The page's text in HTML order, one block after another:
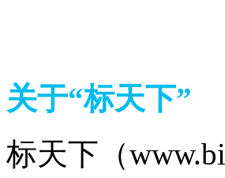
关于“标天下”
标天下（